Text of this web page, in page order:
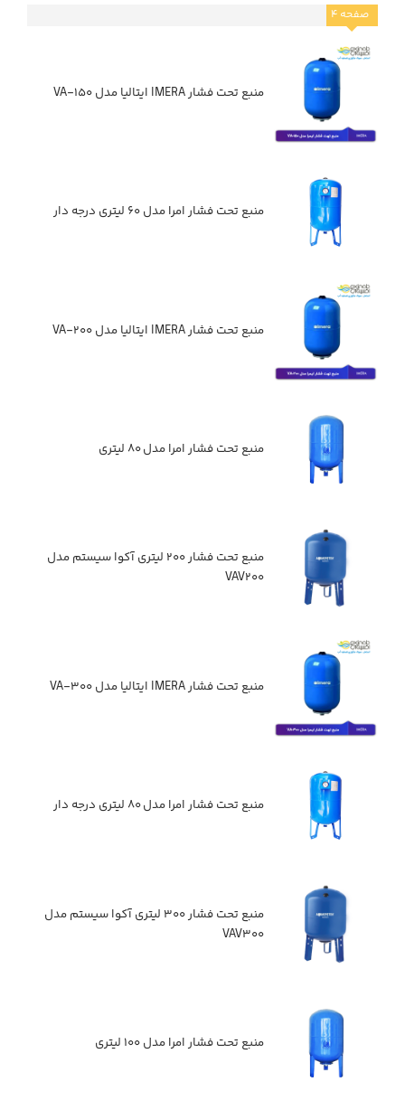
صفحه ۴
منبع تحت فشار IMERA ایتالیا مدل VA-۱۵۰
منبع تحت فشار امرا مدل ۶۰ لیتری درجه دار
منبع تحت فشار IMERA ایتالیا مدل VA-۲۰۰
منبع تحت فشار امرا مدل ۸۰ لیتری
منبع تحت فشار ۲۰۰ لیتری آکوا سیستم مدل
VAV۲۰۰
منبع تحت فشار IMERA ایتالیا مدل VA-۳۰۰
منبع تحت فشار امرا مدل ۸۰ لیتری درجه دار
منبع تحت فشار ۳۰۰ لیتری آکوا سیستم مدل
VAV۳۰۰
منبع تحت فشار امرا مدل ۱۰۰ لیتری